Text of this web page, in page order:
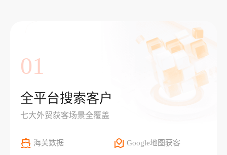
01
全平台搜索客户
七大外贸获客场景全覆盖
海关数据 Google地图获客